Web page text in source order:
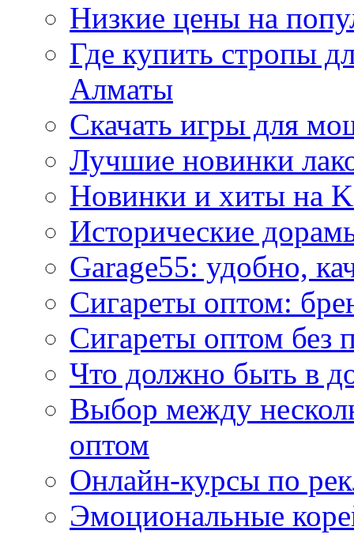
Низкие цены на
Где купить стропы
Алматы
Скачать игры для
Лучшие новинки
Новинки и хиты на
Исторические
Garage55: удобно,
Сигареты оптом:
Сигареты оптом без
Что должно быть в
Выбор между
оптом
Онлайн-курсы по
Эмоциональные